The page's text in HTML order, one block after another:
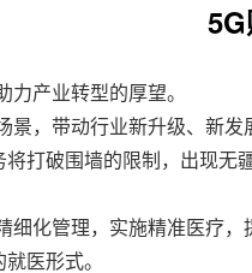
产业转型的厚望。
景，带动行业新升级、新发
打破围墙的限制，出现
细化管理，实施精准医疗
医形式。